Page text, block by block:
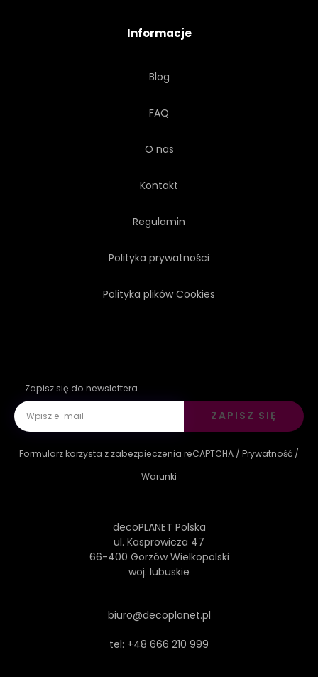
Informacje
Blog
FAQ
O nas
Kontakt
Regulamin
Polityka prywatności
Polityka plików Cookies
Zapisz się do newslettera
ZAPISZ SIĘ
Formularz korzysta z zabezpieczenia reCAPTCHA / Prywatność /
Warunki
decoPLANET Polska
ul. Kasprowicza 47
66-400 Gorzów Wielkopolski
woj. lubuskie
biuro@decoplanet.pl
tel: +48 666 210 999